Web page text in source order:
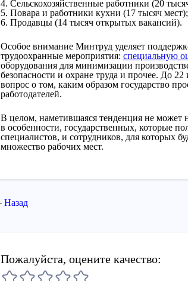
Сельскохозяйственные работники (20
Повара и работники кухни (17 тысяч мест);
Продавцы (14 тысяч открытых вакансий).
Особое внимание Минтруд уделяет
трудоохранные мероприятия: специальную
оборудования для минимизации
безопасности и охране труда и прочее. До
вопрос о том, каким образом государство
работодателей.
В целом, наметившаяся тенденция не может
в особенности, государственных, которые
специалистов, и сотрудников, для которых
множество рабочих мест.
Назад
Пожалуйста, оцените качество: